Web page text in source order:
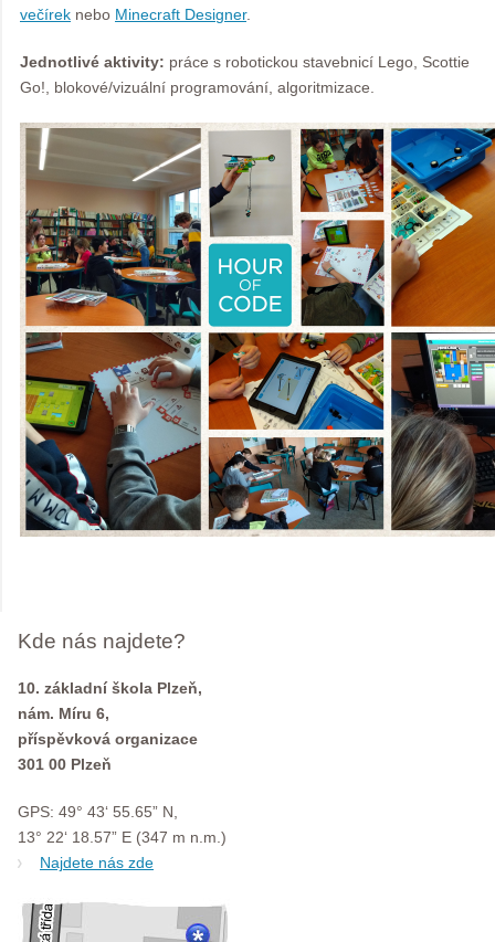
večírek nebo Minecraft Designer.
Jednotlivé aktivity: práce s robotickou stavebnicí Lego, Scottie
Go!, blokové/vizuální programování, algoritmizace.
Kde nás najdete?
10. základní škola Plzeň,
nám. Míru 6,
příspěvková organizace
301 00 Plzeň
GPS: 49° 43‘ 55.65” N,
13° 22‘ 18.57” E (347 m n.m.)
Najdete nás zde